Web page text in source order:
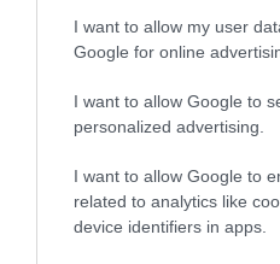
I want to allow my user
Google for online
I want to allow Google to
personalized advertising.
I want to allow Google to
related to analytics like
device identifiers in apps.